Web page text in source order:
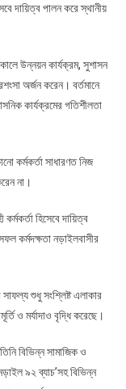
দায়িত্ব পালন করে স্থানীয়
উন্নয়ন কার্যক্রম, সুশাসন
অর্জন করেন। বর্তমানে
কার্যক্রমের গতিশীলতা
কর্মকর্তা সাধারণত নিজ
না।
হিসেবে দায়িত্ব
কর্মদক্ষতা নড়াইলবাসীর
সাফল্য শুধু সংশ্লিষ্ট এলাকার
ও মর্যাদাও বৃদ্ধি করেছে।
বিভিন্ন সামাজিক ও
৯২ ব্যাচ’সহ বিভিন্ন